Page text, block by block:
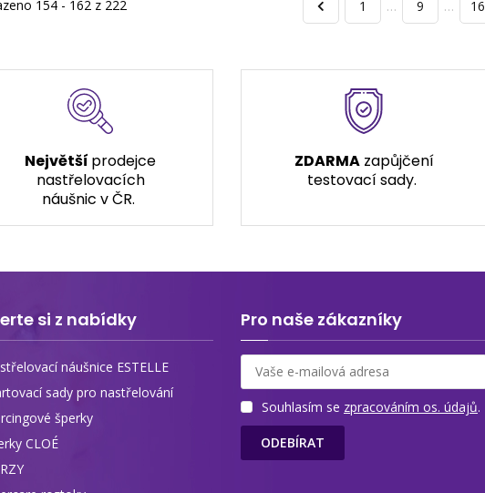
154 - 162 z 222 1 … 9 … 16
Největší prodejce
nastřelovacích
náušnic v ČR.
ZDARMAzapůjčení
testovací sady.
si z nabídky
náušnice ESTELLE
sady pro nastřelování
šperky
CLOÉ
Pro naše zákazníky
Souhlasím se zpracováním os. údajů.
ODEBÍRAT